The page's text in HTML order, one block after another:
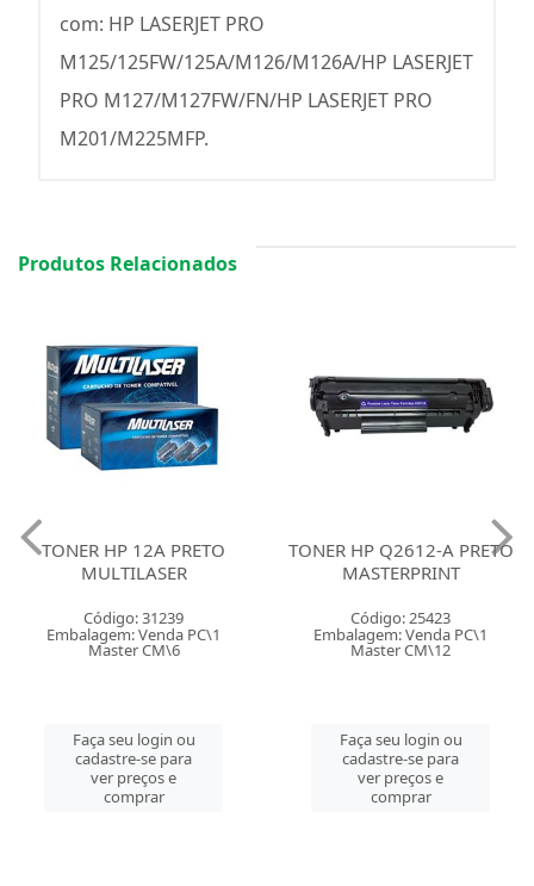
com: HP LASERJET PRO
M125/125FW/125A/M126/M126A/HP LASERJET
PRO M127/M127FW/FN/HP LASERJET PRO
M201/M225MFP.
Produtos Relacionados
TONER HP 12A PRETO
MULTILASER
Código: 31239
Embalagem: Venda PC\1
Master CM\6
Faça seu login ou
cadastre-se para
ver preços e
comprar
TONER HP Q2612-A PRETO
MASTERPRINT
Código: 25423
Embalagem: Venda PC\1
Master CM\12
Faça seu login ou
cadastre-se para
ver preços e
comprar